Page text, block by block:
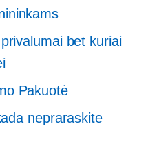
bet kuriai
Pakuotė
nepraraskite